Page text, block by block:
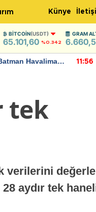
Künye
BITCOIN(USDT)
65.101,60 %0.342
GRAM
Havalimanı
11:56
tek
verilerini
aydır tek